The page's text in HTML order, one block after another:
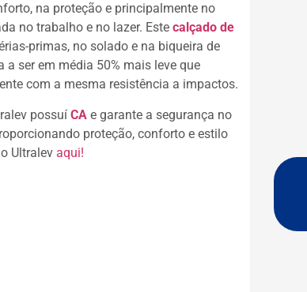
na proteção e principalmente no
no trabalho e no lazer. Este calçado de
primas, no solado e na biqueira de
ser em média 50% mais leve que
com a mesma resistência a impactos.
possuí CA e garante a segurança no
proteção, conforto e estilo
Ultralev aqui!